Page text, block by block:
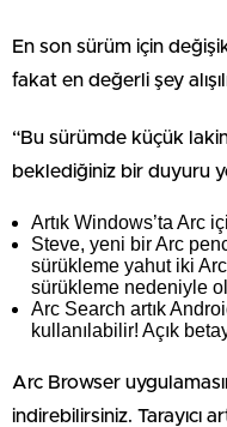
En son sürüm için
fakat en değerli şey
“Bu sürümde küçük
beklediğiniz bir duyuru
Artık Windows’ta Arc
Steve, yeni bir Arc
sürükleme yahut iki
sürükleme nedeniyle
Arc Search artık
kullanılabilir! Açık
Arc Browser
indirebilirsiniz. Tarayıcı